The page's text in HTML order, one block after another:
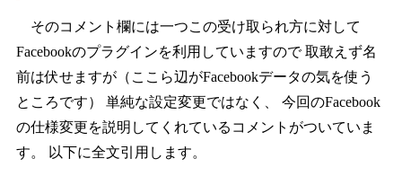
そのコメント欄には一つこの受け取られ方に対して
Facebookのプラグインを利用していますので 取敢えず名
前は伏せますが（ここら辺がFacebookデータの気を使う
ところです） 単純な設定変更ではなく、 今回のFacebook
の仕様変更を説明してくれているコメントがついていま
す。 以下に全文引用します。